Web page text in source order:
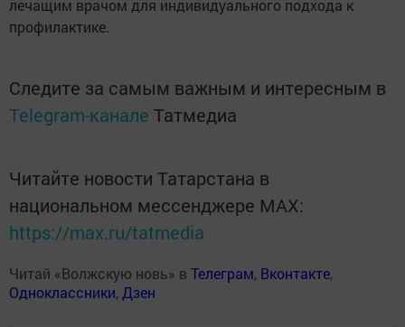
лечащим врачом для индивидуального подхода к
профилактике.
Следите за самым важным и интересным в
Telegram-канале Татмедиа
Читайте новости Татарстана в
национальном мессенджере MАХ:
https://max.ru/tatmedia
Читай «Волжскую новь» в Телеграм, Вконтакте,
Одноклассники, Дзен